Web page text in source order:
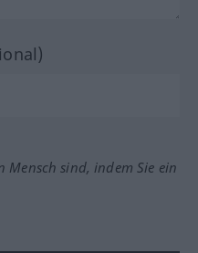
Mensch sind, indem Sie ein